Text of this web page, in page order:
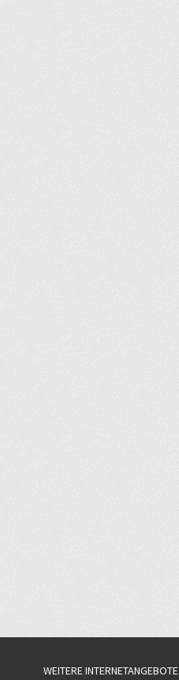
WEITERE INTERNETANGEBOTE